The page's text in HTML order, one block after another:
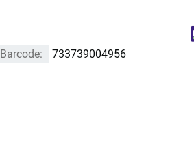
Barcode: 733739004956